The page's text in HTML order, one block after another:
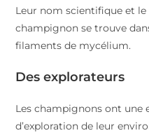
Leur nom scientifique et
champignon se trouve
filaments de mycélium.
Des explorateurs
Les champignons ont une
d’exploration de leur